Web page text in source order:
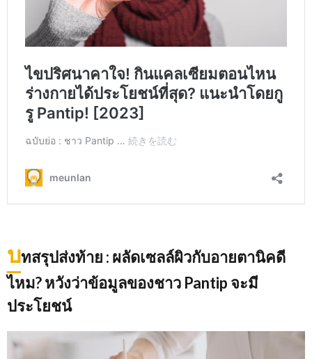
บทสรุปส่งท้าย : ผลัดเซลล์ผิวกับอายตานิคดี
ไหม? หวังว่าข้อมูลของชาว Pantip จะมี
ประโยชน์